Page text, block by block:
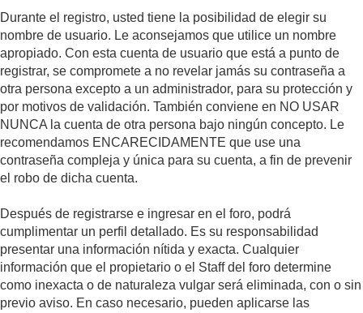
Durante el registro, usted tiene la posibilidad de elegir su
nombre de usuario. Le aconsejamos que utilice un nombre
apropiado. Con esta cuenta de usuario que está a punto de
registrar, se compromete a no revelar jamás su contraseña a
otra persona excepto a un administrador, para su protección y
por motivos de validación. También conviene en NO USAR
NUNCA la cuenta de otra persona bajo ningún concepto. Le
recomendamos ENCARECIDAMENTE que use una
contraseña compleja y única para su cuenta, a fin de prevenir
el robo de dicha cuenta.
Después de registrarse e ingresar en el foro, podrá
cumplimentar un perfil detallado. Es su responsabilidad
presentar una información nítida y exacta. Cualquier
información que el propietario o el Staff del foro determine
como inexacta o de naturaleza vulgar será eliminada, con o sin
previo aviso. En caso necesario, pueden aplicarse las